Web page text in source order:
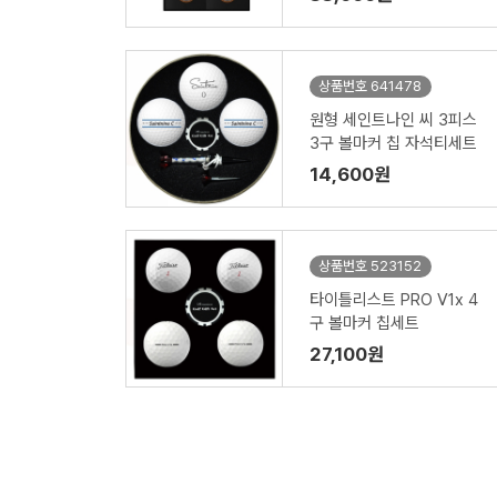
상품번호 641478
원형 세인트나인 씨 3피스
3구 볼마커 칩 자석티세트
14,600원
상품번호 523152
타이틀리스트 PRO V1x 4
구 볼마커 칩세트
27,100원